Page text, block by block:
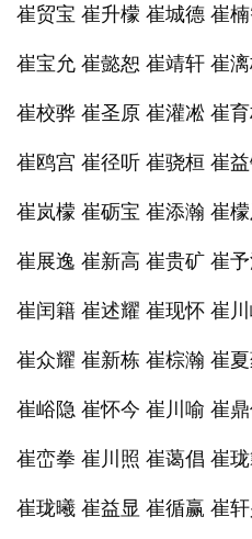
崔贸宝 崔升檬 崔城德 崔
崔宝允 崔懿恕 崔靖轩 崔
崔校骅 崔圣原 崔灌凇 崔
崔鸥宫 崔径听 崔骁桓 崔
崔岚檬 崔砺宝 崔添瀚 崔
崔展逸 崔新高 崔贵矿 崔
崔闰籍 崔述耀 崔现怀 崔
崔众耀 崔新栋 崔棕瀚 崔
崔峪隐 崔怀今 崔川喻 崔
崔峦拳 崔川照 崔蔼倡 崔
崔珑曦 崔益显 崔循赢 崔